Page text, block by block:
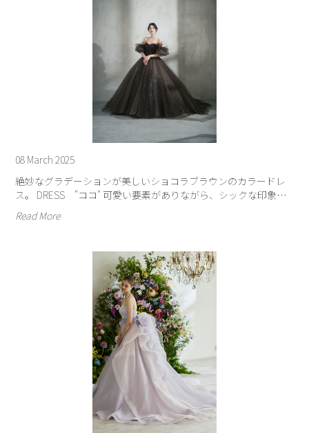
08 March 2025
絶妙なグラデーションが美しいショコラブラウンのカラードレ
ス。 DRESS "ココ" 可愛い要素がありながら、シックな印象…
Read More